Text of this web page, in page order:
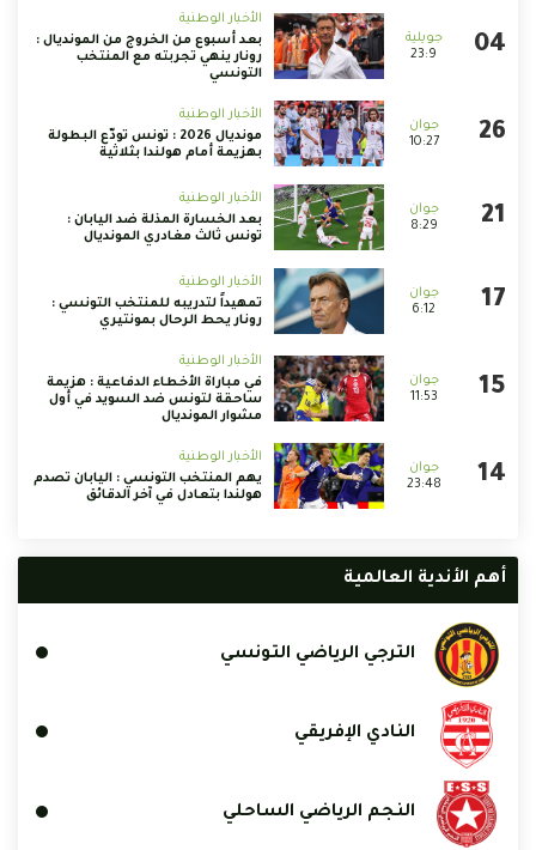
23:9
الأخبار الوطنية
بعد أسبوع من الخروج من المونديال :
رونار ينهي تجربته مع المنتخب
التونسي
10:27
الأخبار الوطنية
مونديال 2026 : تونس تودّع البطولة
بهزيمة أمام هولندا بثلاثية
8:29
الأخبار الوطنية
بعد الخسارة المذلة ضد اليابان :
تونس ثالث مغادري المونديال
6:12
الأخبار الوطنية
تمهيداً لتدريبه للمنتخب التونسي :
رونار يحط الرحال بمونتيري
11:53
الأخبار الوطنية
في مباراة الأخطاء الدفاعية : هزيمة
ساحقة لتونس ضد السويد في أول
مشوار المونديال
23:48
الأخبار الوطنية
يهم المنتخب التونسي : اليابان تصدم
هولندا بتعادل في آخر الدقائق
أهم الأندية العالمية
الترجي الرياضي التونسي
النادي الإفريقي
النجم الرياضي الساحلي